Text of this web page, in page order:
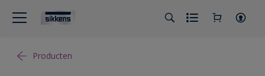
Producten